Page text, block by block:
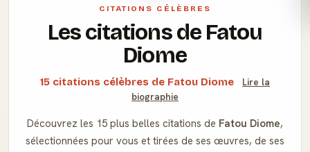
CITATIONS CÉLÈBRES
Les citations de Fatou
Diome
15 citations célèbres de Fatou Diome
Lire la
biographie
Découvrez les 15 plus belles citations de Fatou Diome,
sélectionnées pour vous et tirées de ses œuvres, de ses